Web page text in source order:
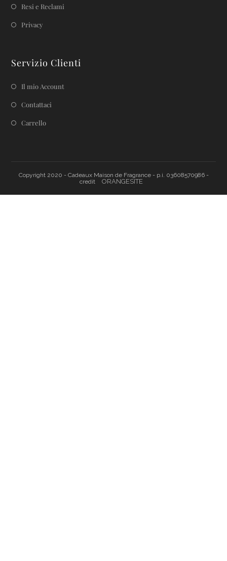
Resi e Reclami
Privacy
Servizio Clienti
Il mio Account
Contattaci
Carrello
Copyright 2020 - Cadeaux Maison de Fragrance - p.i. 03608570986 -
credit
ORANGESITE